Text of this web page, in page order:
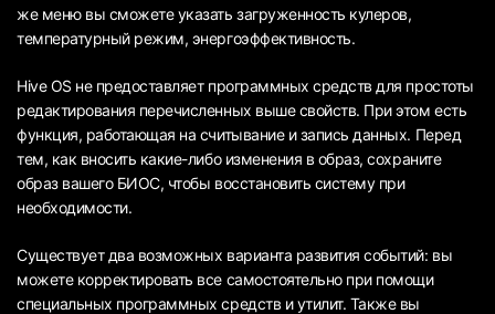
же меню вы сможете указать загруженность кулеров,
температурный режим, энергоэффективность.
Hive OS не предоставляет программных средств для простоты
редактирования перечисленных выше свойств. При этом есть
функция, работающая на считывание и запись данных. Перед
тем, как вносить какие-либо изменения в образ, сохраните
образ вашего БИОС, чтобы восстановить систему при
необходимости.
Существует два возможных варианта развития событий: вы
можете корректировать все самостоятельно при помощи
специальных программных средств и утилит. Также вы